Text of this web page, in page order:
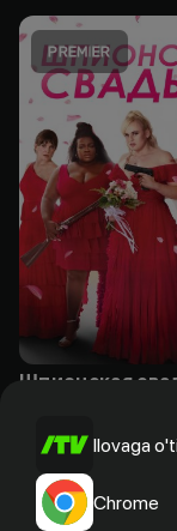
Шпионская
Ilovaga
Chrome